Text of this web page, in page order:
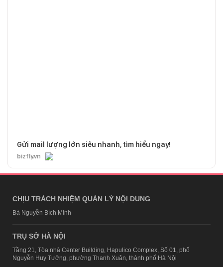
Gửi mail lượng lớn siêu nhanh, tìm hiểu ngay!
bizfly.vn
CHỊU TRÁCH NHIỆM QUẢN LÝ NỘI DUNG
Bà Nguyễn Bích Minh
TRỤ SỞ HÀ NỘI
Tầng 21, Tòa nhà Center Building, Hapulico Complex, Số 01, phố
Nguyễn Huy Tưởng, phường Thanh Xuân, thành phố Hà Nội